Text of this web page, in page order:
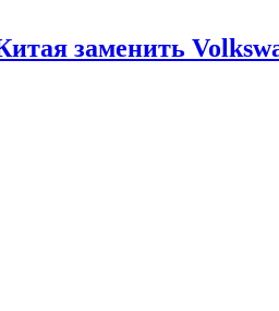
заменить